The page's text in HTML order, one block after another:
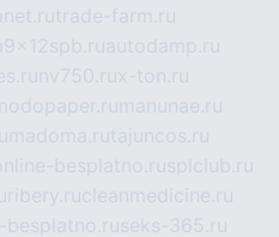
trade-farm.ru
autodamp.ru
nv750.rux-ton.ru
modopaper.ru manunae.ru
madoma.rutajuncos.ru
besplatno.rusplclub.ru
ribery.rucleanmedicine.ru
seks-365.ru